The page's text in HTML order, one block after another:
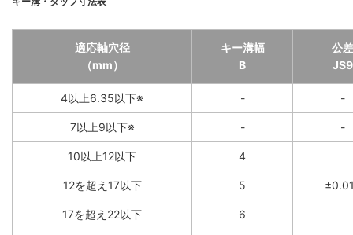
適応軸穴径
（mm）
キー溝幅
B
公差
JS9
4以上6.35以下※ - -
7以上9以下※ - -
10以上12以下 4
12を超え17以下 5
17を超え22以下 6